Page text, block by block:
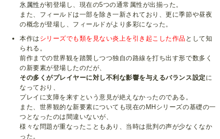
氷属性が初登場し、現在の5つの通常属性が出揃った。
また、フィールドは一部を除き一新されており、更に季節や昼夜
の概念が登場し、フィールドがより多彩になった。
本作は シリーズでも類を見ない炎上を引き起こした作品 として知
られる。
前作までの世界観を踏襲しつつ独自の路線を打ち出す形で数多く
の新要素が登場したのだが、
その多くがプレイヤーに対し不利な影響を与えるバランス設定 に
なっており、
プレイに支障を来すという意見が絶えなかったのである。
また、世界観的な新要素についても現在のMHシリーズの基礎の一
つとなったのは間違いないが、
様々な問題が重なったこともあり、当時は批判の声が少なくなか
った。